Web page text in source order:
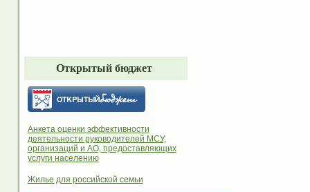
Открытый бюджет
Анкета оценки эффективности
деятельности руководителей МСУ,
организаций и АО, предоставляющих
услуги населению
Жилье для российской семьи